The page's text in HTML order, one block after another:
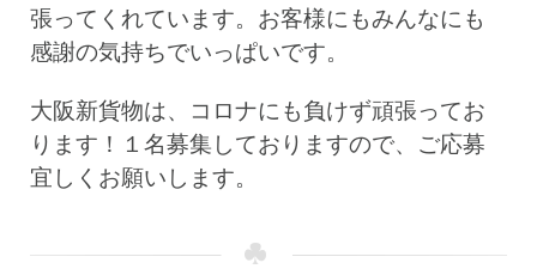
張ってくれています。お客様にもみんなにも
感謝の気持ちでいっぱいです。
大阪新貨物は、コロナにも負けず頑張ってお
ります！１名募集しておりますので、ご応募
宜しくお願いします。